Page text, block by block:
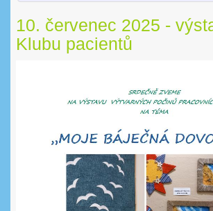
10. červenec 2025 -
Klubu pacientů